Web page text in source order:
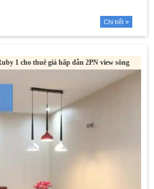
Chi tiết »
1 cho thuê giá hấp dẫn 2PN view sông